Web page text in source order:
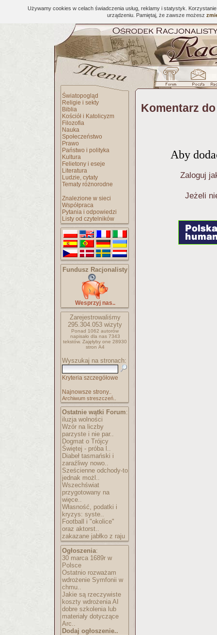
Używamy cookies w celach świadczenia usług, reklamy i statystyk.
urządzeniu. Pamiętaj, że zawsze możesz
Światopogląd
Religie i sekty
Biblia
Kościół i Katolicyzm
Filozofia
Nauka
Społeczeństwo
Prawo
Państwo i polityka
Kultura
Felietony i eseje
Literatura
Ludzie, cytaty
Tematy różnorodne
Znalezione w sieci
Współpraca
Pytania i odpowiedzi
Listy od czytelników
Fundusz Racjonalisty
Wesprzyj nas..
Zarejestrowaliśmy
295.304.053 wizyty
Ponad 1062 autorów
napisało dla nas 7343
tekstów. Zajęłyby one 28930
stron A4
Wyszukaj na stronach:
Kryteria szczegółowe
Najnowsze strony..
Archiwum streszczeń..
Ostatnie wątki Forum:
iluzja wolności
Wzór na liczby
parzyste i nie par..
Dogmat o Trójcy
Świętej - próba l..
Diabeł tasmański i
zaraźliwy nowo..
Sześcienne odchody-to
jednak możl..
Wszechświat
przygotowany na
więce..
Własność, podatki i
kryzys: syste..
Football i "okolice"
oraz aktorst..
zakazane jabłko z raju
Ogłoszenia:
30 marca 1689r w
Polsce
Ostatnio rozważam
wdrożenie Symfonii w
chmu..
Jakie są rzeczywiste
koszty wdrożenia AI
dobre szkolenia lub
materiały dotyczące
Arc..
Dodaj ogłoszenie..
Komentarz
Aby
Zaloguj
Jeżeli